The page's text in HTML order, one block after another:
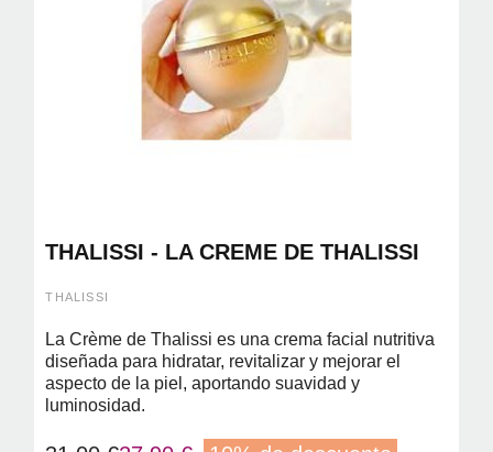
THALISSI - LA CREME DE THALISSI
THALISSI
La Crème de Thalissi es una crema facial nutritiva
diseñada para hidratar, revitalizar y mejorar el
aspecto de la piel, aportando suavidad y
luminosidad.